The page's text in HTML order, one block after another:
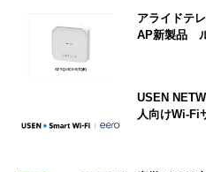
アライドテ
AP新製品
USEN
人向けWi-Fi